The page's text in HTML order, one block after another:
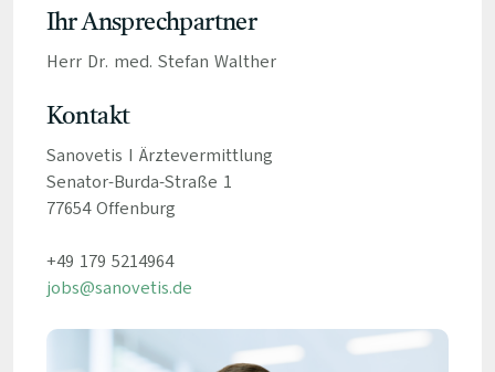
Ihr Ansprechpartner
Herr Dr. med. Stefan Walther
Kontakt
Sanovetis I Ärztevermittlung
Senator-Burda-Straße 1
77654 Offenburg
+49 179 5214964
jobs@sanovetis.de